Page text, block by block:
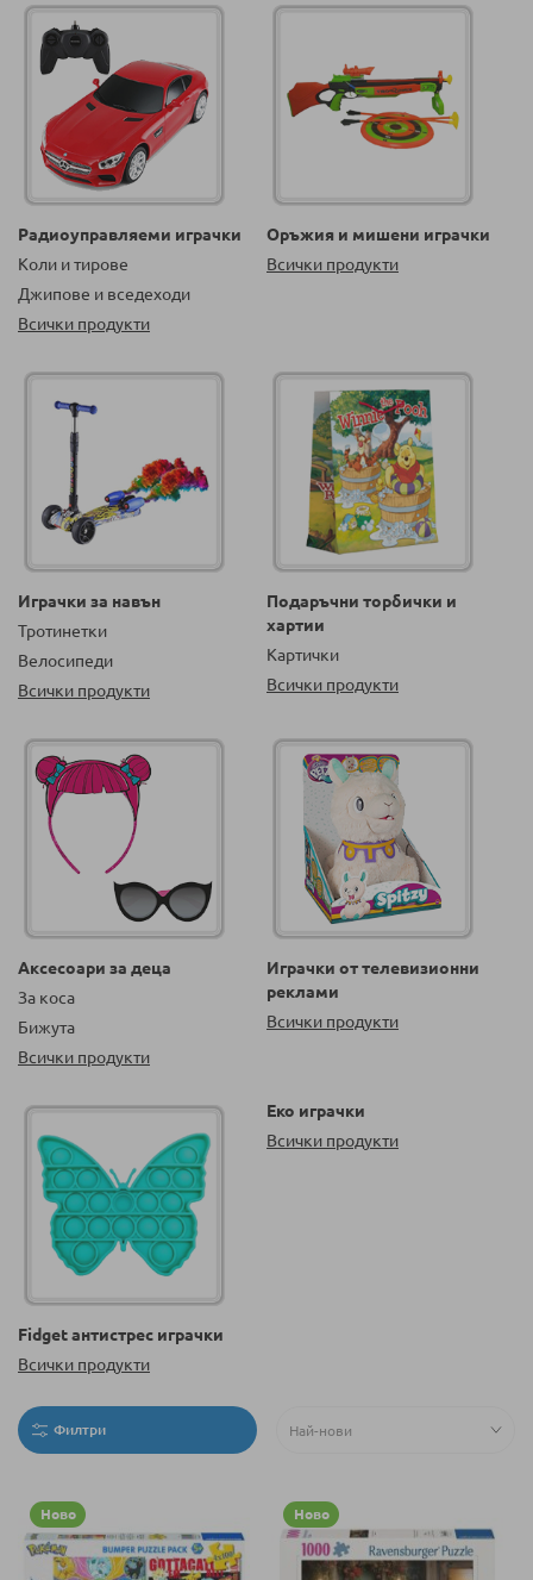
Радиоуправляеми играчки
Коли и тирове
Джипове и вседеходи
Всички продукти
Оръжия и мишени играчки
Всички продукти
Играчки за навън
Тротинетки
Велосипеди
Всички продукти
Подаръчни торбички и
хартии
Картички
Всички продукти
Аксесоари за деца
За коса
Бижута
Всички продукти
Играчки от телевизионни
реклами
Всички продукти
Fidget антистрес играчки
Всички продукти
Еко играчки
Всички продукти
Филтри
Ново Ново